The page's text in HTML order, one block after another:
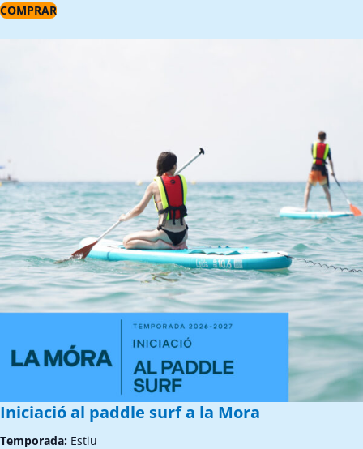
COMPRAR
Iniciació al paddle surf a la Mora
Temporada: Estiu